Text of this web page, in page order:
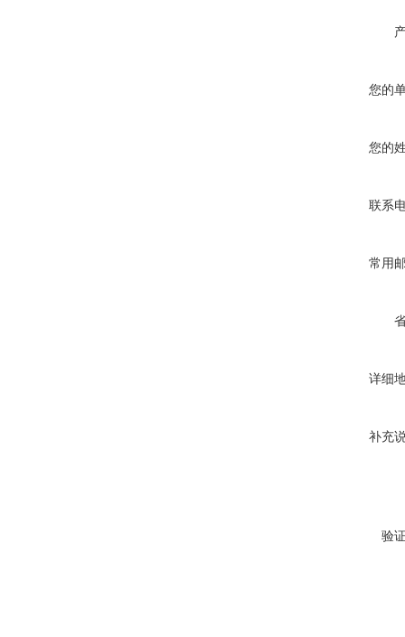
您的
您的
联系
常用
详细
补充
验